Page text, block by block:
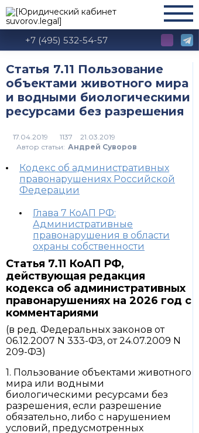
+7 (495) 532-54-57
Статья 7.11 Пользование
объектами животного мира
и водными биологическими
ресурсами без разрешения
1137
Автор статьи: Андрей Суворов
Кодекс об административных
правонарушениях Российской
Федерации
Глава 7 КоАП РФ:
Административные
правонарушения в области
охраны собственности
Статья 7.11 КоАП РФ,
действующая редакция
кодекса об административных
правонарушениях на 2026 год с
комментариями
(в ред. Федеральных законов от
06.12.2007 N 333-ФЗ, от 24.07.2009 N
209-ФЗ)
1. Пользование объектами животного
мира или водными
биологическими ресурсами без
разрешения, если разрешение
обязательно, либо с нарушением
условий, предусмотренных